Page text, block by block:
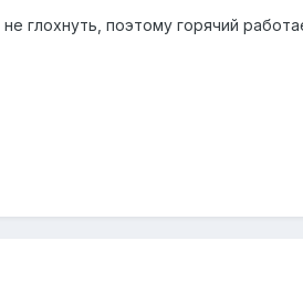
глохнуть, поэтому горячий